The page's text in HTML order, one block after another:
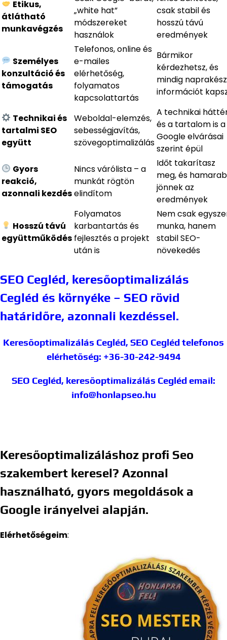
Etikus,
átlátható
munkavégzés
„white hat”
módszereket
használok
csak stabil és
hosszú távú
eredmények
Személyes
konzultáció és
támogatás
Telefonos, online és
e-mailes
elérhetőség,
folyamatos
kapcsolattartás
Bármikor
kérdezhetsz, és
mindig naprakész
információt
Technikai és
tartalmi SEO
együtt
Weboldal-elemzés,
sebességjavítás,
szövegoptimalizálás
A technikai
és a tartalom is a
Google elvárásai
szerint épül
Gyors
reakció,
azonnali kezdés
Nincs várólista – a
munkát rögtön
elindítom
Időt takarítasz
meg, és
jönnek az
eredmények
Hosszú távú
együttműködés
Folyamatos
karbantartás és
fejlesztés a projekt
után is
Nem csak
munka, hanem
stabil SEO-
növekedés
SEO Cegléd, keresőoptimalizálás
Cegléd és környéke – SEO rövid
határidőre, azonnali kezdéssel.
Keresőoptimalizálás Cegléd, SEO Ceglédtelefonos
elérhetőség: +36-30-242-9494
SEO Cegléd, keresőoptimalizálás Cegléd email:
info@honlapseo.hu
Keresőoptimalizáláshoz profi Seo
szakembert keresel? Azonnal
használható, gyors megoldások a
Google irányelvei alapján.
Elérhetőségeim: